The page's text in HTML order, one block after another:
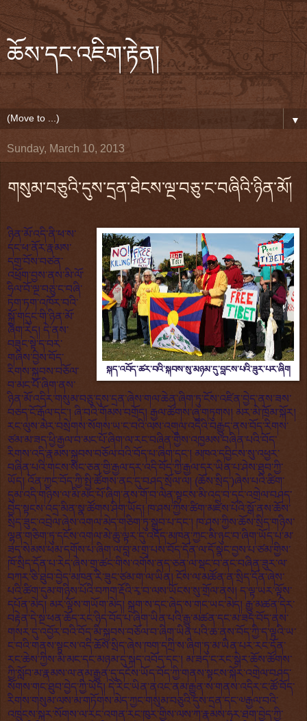
ཆོས་དང་འཇིག་རྟེན།
▼
Sunday, March 10, 2013
གསུམ་བཅུའི་དུས་དྲན་ཐེངས་ལྔ་བཅུ་ང་བཞིའི་ཉིན་མོ།
སྐད་འབོད་ཚར་བའི་སྐབས་སུ་མཉམ་དུ་བླངས་པའི་ཟུར་པར་ཞིག
ཉིན་མོ་འདི་ནི་ཕ་ས་
དང་ཕ་ནོར་རྣམས་
དགྲ་བོས་བཙན་
འཕྲོག་བྱས་ནས་མི་ལོ་
ཧྲིལ་བོ་ལྔ་བཅུ་ང་བཞི་
ཏག་ཏག་འཁོར་བའི་
སྐྱོ་གདུང་གི་ཉིན་མོ་
ཞིག་རེད། དེ་ནས་
བཟུང་སྟེ་ད་བར་
གཞིས་བྱེས་བོད་
རིགས་སྐྱབས་བཅོལ་
བ་མང་པོ་ཞིག་ནས་
ཉིན་མོ་འདིར་གསུམ་བཅུ་དུས་དྲན་ཞེས་གལ་ཆེན་ཞིག་ཏུ་ངོས་འཛིན་བྱེད་ནས་ཟས་
བཅད་ངོ་རྒོལ་དང་། ཞི་བའི་གོམས་བགྲོད། རྒྱལ་ཚོགས་ཞུ་གཏུགས། མར་མེ་ཁྲོམ་སྐོར།
རང་ལུས་མེར་བསྲེགས་སོགས་ཡ་ང་བའི་ལས་འགུལ་འདིའི་བརྒྱུད་ནས་བོད་རིགས་
ཙམ་མ་ཟད་ཕྱི་རྒྱལ་བ་མང་པོ་ཞིག་ལ་རང་བཞིན་གྱིས་འཁྱམས་བཞིན་པའི་བོད་
རིགས་འདི་རྣམས་སྐྱབས་བཅོལ་བའི་བོད་པ་ཞིག་དང་། མཁའ་དབྱིངས་སུ་འཕྱར་
བཞིན་པའི་གངས་སེང་ཅན་གྱི་རྒྱལ་དར་འདི་བོད་ཀྱི་རྒྱལ་དར་ཡིན་པ་ཤེས་ཐུབ་ཀྱི་
ཡོད། འོན་ཀྱང་བོད་ཀྱི་སྤྱི་ཚོགས་ནང་དུ་བཤད་སྲོལ་ལ། (ཆོས་སྲིད་)ཞེས་པའི་ཚིག་
དུམ་འདི་གཉིས་ལ་མི་མང་པོ་ཞིག་ནས་གོ་བ་ལེན་སྟངས་མི་འདྲ་བ་དང་འགྲེལ་བཤད་
བྱེད་སྟངས་འདྲ་མིན་སྣ་ཚོགས་ཤིག་ཡོད། ཁ་ཤས་ཀྱིས་ཚིག་མཛེས་པོའི་སྒོ་ནས་ཆོས་
སྲིད་ཟུང་འབྲེལ་ཞེས་འགལ་མེད་གཅིག་ཏུ་སྒྲུབ་པ་དང་། ཁ་ཤས་ཀྱིས་ཆོས་སྲིད་གཉིས་
ལྷན་གཅིག་ཏུ་དངོས་འགལ་མེ་ཆུ་ལྟར་དུ་འདོད་མཁན་ཀྱང་མི་ཉུང་བ་ཞིག་ཡོད་པ་མ་
ཟད་སེམས་ཕམ་དགོས་པ་ཞིག་ལ་བླ་མ་གྲྭ་པས་བོད་དོན་ལ་དོ་སྣང་བྱས་པ་ཙམ་གྱིས་
ཁོ་སྲིད་དོན་པ་རེད་ཞེས་གྲྭ་ཚང་གིས་འགོས་ནད་ཅན་ལ་སྡང་བ་ནང་བཞིན་ཟུར་ལ་
བཀར་ཅི་ཐུབ་བྱེད་མཁན་རེ་ཟུང་ཙམ་ག་ལ་ཡིན། ངོས་ལ་མཚོན་ན་སྲིད་དོན་ཞེས་
པའི་ཚིག་དུམ་གཉིས་པོའི་བཀག་རྡོའི་རྭ་བ་ལས་ཡོངས་སུ་གྲོལ་ནས། ད་ལྟ་ཡར་ལྟོས་
དཔོན་མེད། མར་ལྟོས་གཡོག་མེད། སྐྲག་ས་དང་ཞེད་ས་གང་ཡང་མེད། རྒྱུ་མཚན་དེར་
བརྟེན་དེ་སྔ་ཕན་ཆོད་རང་ཉིད་བོད་པ་ཞིག་ཡིན་པའི་རྒྱུ་མཚན་དང་མ་ཟད་བོད་ནས་
གསར་དུ་འབྱོར་བའི་བོད་མི་སྐྱབས་བཅོལ་བ་ཞིག་ཡིན་པའི་ཆ་ནས་བོད་ཀྱི་ད་ལྟའི་ཡ་
ང་བའི་གནས་སྟངས་འདི་ཆོས་སྲིད་ཞེས་ཁག་དཀྲི་ས་ཞིག་ཏུ་མ་ཡིན་པར་རང་དོན་
རང་ཆེས་ཀྱིས་མི་མང་དང་མཉམ་དུ་སྐད་འབོད་དང་། མ་ཟད་ང་རང་སྒེར་ཆོས་ཚོགས་
ཀྱི་སློབ་མ་རྣམས་ལ་ནམ་རྒྱུན་དུ་དངོས་ཡོད་བོད་ཀྱི་གནས་སྟངས་སྐོར་འགྲེལ་བཤད་
སོགས་གང་ཐུབ་བྱེད་ཀྱི་ཡོད། དེ་རིང་ཡིན་ནའང་ནམ་རྒྱུན་ས་གནས་འདིར་ང་ཚོ་བོད་
རིགས་གསུམ་ལས་མ་གཏོགས་མེད་ཀྱང་གསུམ་བཅུའི་དུས་དྲན་དང་༧རྒྱལ་བའི་
འཁྲུངས་སྐར་སོགས་ལ་རང་འགན་རང་ཁུར་གྱིས་ལས་ཀ་རྣམས་ཧུར་ཐག་བྱེད་ཀྱི་